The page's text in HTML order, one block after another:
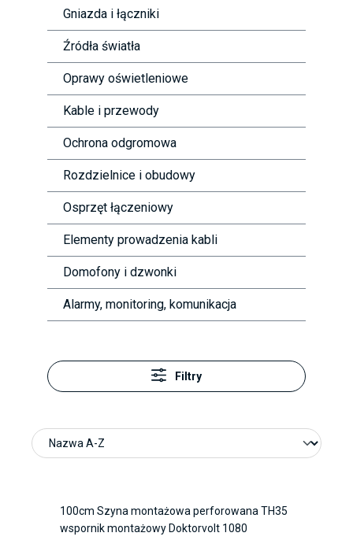
Gniazda i łączniki
Źródła światła
Oprawy oświetleniowe
Kable i przewody
Ochrona odgromowa
Rozdzielnice i obudowy
Osprzęt łączeniowy
Elementy prowadzenia kabli
Domofony i dzwonki
Alarmy, monitoring, komunikacja
Filtry
100cm Szyna montażowa perforowana TH35
wspornik montażowy Doktorvolt 1080